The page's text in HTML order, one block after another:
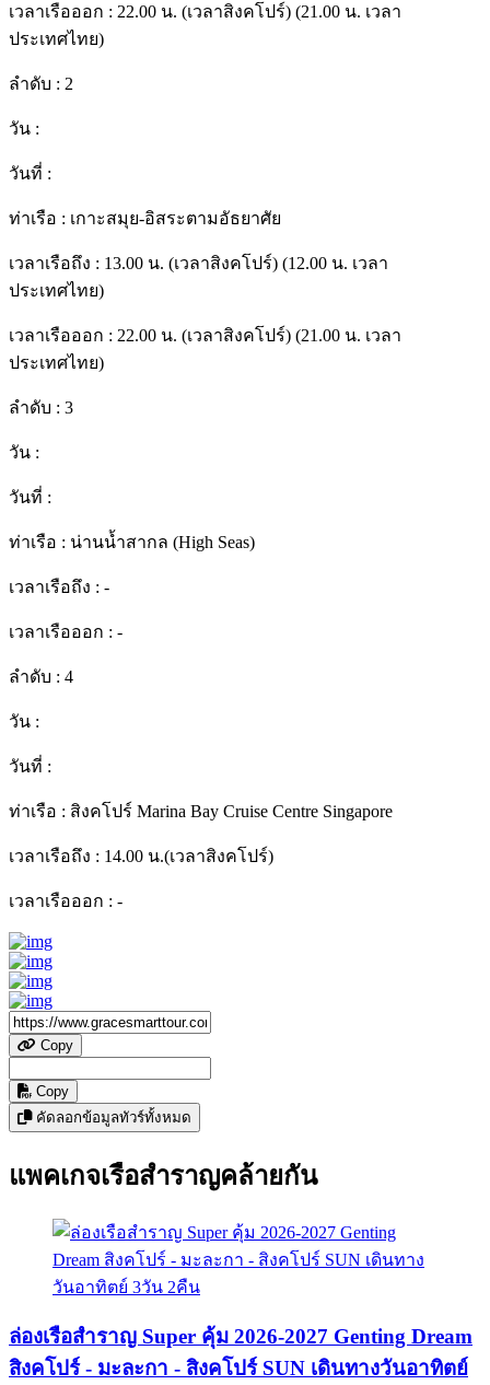
เวลาเรือออก : 22.00 น. (เวลาสิงคโปร์) (21.00 น. เวลา
ประเทศไทย)
ลำดับ : 2
วัน :
วันที่ :
ท่าเรือ : เกาะสมุย-อิสระตามอัธยาศัย
เวลาเรือถึง : 13.00 น. (เวลาสิงคโปร์) (12.00 น. เวลา
ประเทศไทย)
เวลาเรือออก : 22.00 น. (เวลาสิงคโปร์) (21.00 น. เวลา
ประเทศไทย)
ลำดับ : 3
วัน :
วันที่ :
ท่าเรือ : น่านน้ำสากล (High Seas)
เวลาเรือถึง : -
เวลาเรือออก : -
ลำดับ : 4
วัน :
วันที่ :
ท่าเรือ : สิงคโปร์ Marina Bay Cruise Centre Singapore
เวลาเรือถึง : 14.00 น.(เวลาสิงคโปร์)
เวลาเรือออก : -
Copy
Copy
คัดลอกข้อมูลทัวร์ทั้งหมด
แพคเกจเรือสำราญคล้ายกัน
ล่องเรือสำราญ Super คุ้ม 2026-2027 Genting Dream
สิงคโปร์ - มะละกา - สิงคโปร์ SUN เดินทางวันอาทิตย์